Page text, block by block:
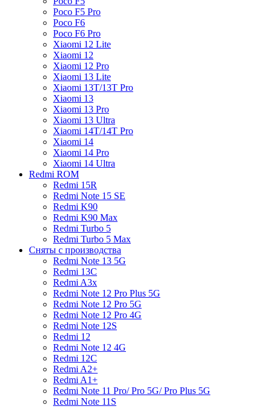
Poco F5 Pro
Poco F6
Poco F6 Pro
Xiaomi 12 Lite
Xiaomi 12
Xiaomi 12 Pro
Xiaomi 13 Lite
Xiaomi 13T/13T Pro
Xiaomi 13
Xiaomi 13 Pro
Xiaomi 13 Ultra
Xiaomi 14T/14T Pro
Xiaomi 14
Xiaomi 14 Pro
Xiaomi 14 Ultra
Redmi ROM
Redmi 15R
Redmi Note 15 SE
Redmi K90
Redmi K90 Max
Redmi Turbo 5
Redmi Turbo 5 Max
Сняты с производства
Redmi Note 13 5G
Redmi 13C
Redmi A3x
Redmi Note 12 Pro Plus 5G
Redmi Note 12 Pro 5G
Redmi Note 12 Pro 4G
Redmi Note 12S
Redmi 12
Redmi Note 12 4G
Redmi 12C
Redmi A2+
Redmi A1+
Redmi Note 11 Pro/ Pro 5G/ Pro Plus 5G
Redmi Note 11S